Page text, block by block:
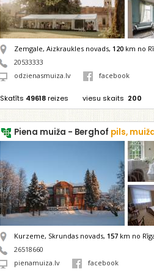
Zemgale, Aizkraukles novads, 120 km no
20533333
odzienasmuiza.lv
facebook
Skatīts 49618reizes viesu skaits 200
Piena muiža - Berghof pils,
Kurzeme, Skrundas novads, 157 km no
26518660
pienamuiza.lv
facebook